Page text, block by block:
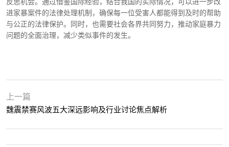
进家暴案件的法律处理机制，确保每一位受害人都能得到及时的帮助
与公正的法律保护。同时，也需要社会各界共同努力，推动家庭暴力
问题的全面治理，减少类似事件的发生。
上一篇
魏震禁赛风波五大深远影响及行业讨论焦点解析